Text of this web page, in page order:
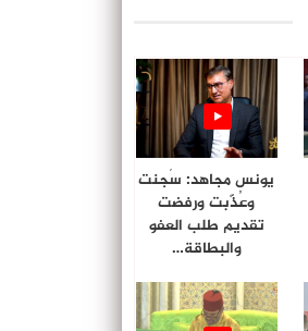
يونس مجاهد: سُجنت
وعُذّبت ورفضت
تقديم طلب العفو
والبطاقة…